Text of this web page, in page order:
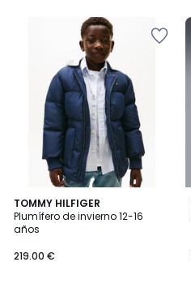
TOMMY HILFIGER
Plumífero de invierno 12-16
años
219.00 €